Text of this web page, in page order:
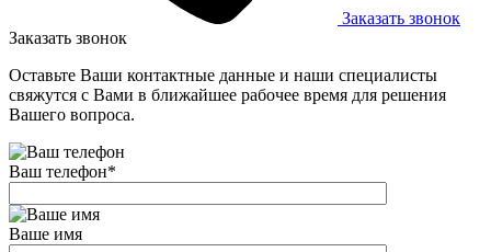
Заказать звонок
Заказать звонок
Оставьте Ваши контактные данные и наши специалисты
свяжутся с Вами в ближайшее рабочее время для решения
Вашего вопроса.
Ваш телефон*
Ваше имя